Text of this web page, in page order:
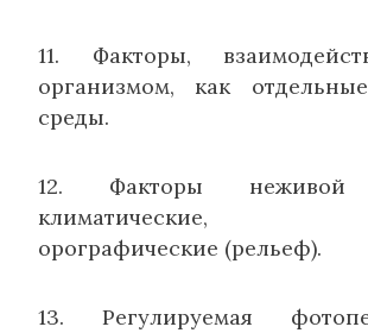
11. Факторы,
организмом, как
среды.
12. Факторы неживой
климатические,
орографические (рельеф).
13. Регулируемая